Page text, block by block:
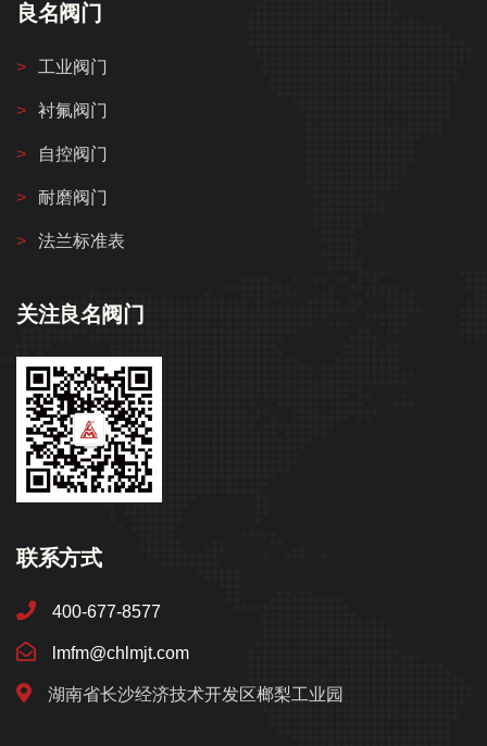
良名阀门
工业阀门
衬氟阀门
自控阀门
耐磨阀门
法兰标准表
关注良名阀门
联系方式
400-677-8577
lmfm@chlmjt.com
湖南省长沙经济技术开发区榔梨工业园